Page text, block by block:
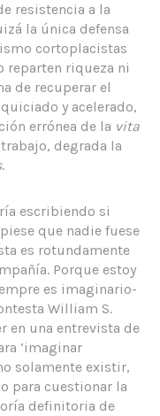
resistencia a la
la única defensa
cortoplacistas
reparten riqueza ni
de recuperar el
y acelerado,
errónea de la vita
degrada la
.
escribiendo si
que nadie fuese
es rotundamente
Porque estoy
es imaginario-
William S.
en una entrevista de
‘imaginar
solamente existir,
para cuestionar la
definitoria de